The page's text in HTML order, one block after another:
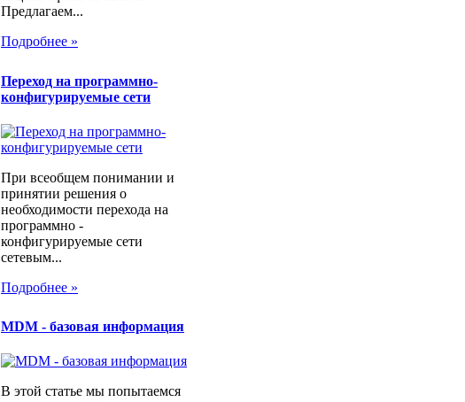
Предлагаем...
Подробнее »
Переход на программно-
конфигурируемые сети
При всеобщем понимании и
принятии решения о
необходимости перехода на
программно -
конфигурируемые сети
сетевым...
Подробнее »
MDM - базовая информация
В этой статье мы попытаемся